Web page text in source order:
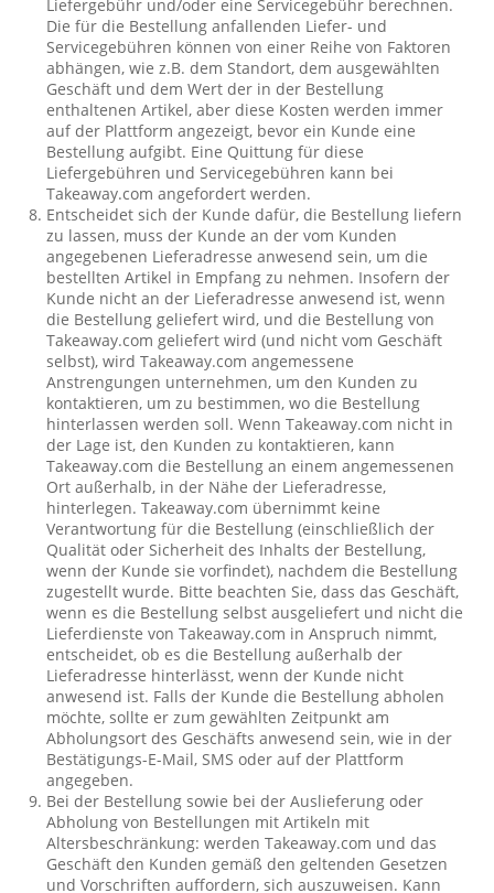
Liefergebühr und/oder eine Servicegebühr berechnen.
Die für die Bestellung anfallenden Liefer- und
Servicegebühren können von einer Reihe von Faktoren
abhängen, wie z.B. dem Standort, dem ausgewählten
Geschäft und dem Wert der in der Bestellung
enthaltenen Artikel, aber diese Kosten werden immer
auf der Plattform angezeigt, bevor ein Kunde eine
Bestellung aufgibt. Eine Quittung für diese
Liefergebühren und Servicegebühren kann bei
Takeaway.com angefordert werden.
Entscheidet sich der Kunde dafür, die Bestellung liefern
zu lassen, muss der Kunde an der vom Kunden
angegebenen Lieferadresse anwesend sein, um die
bestellten Artikel in Empfang zu nehmen. Insofern der
Kunde nicht an der Lieferadresse anwesend ist, wenn
die Bestellung geliefert wird, und die Bestellung von
Takeaway.com geliefert wird (und nicht vom Geschäft
selbst), wird Takeaway.com angemessene
Anstrengungen unternehmen, um den Kunden zu
kontaktieren, um zu bestimmen, wo die Bestellung
hinterlassen werden soll. Wenn Takeaway.com nicht in
der Lage ist, den Kunden zu kontaktieren, kann
Takeaway.com die Bestellung an einem angemessenen
Ort außerhalb, in der Nähe der Lieferadresse,
hinterlegen. Takeaway.com übernimmt keine
Verantwortung für die Bestellung (einschließlich der
Qualität oder Sicherheit des Inhalts der Bestellung,
wenn der Kunde sie vorfindet), nachdem die Bestellung
zugestellt wurde. Bitte beachten Sie, dass das Geschäft,
wenn es die Bestellung selbst ausgeliefert und nicht die
Lieferdienste von Takeaway.com in Anspruch nimmt,
entscheidet, ob es die Bestellung außerhalb der
Lieferadresse hinterlässt, wenn der Kunde nicht
anwesend ist. Falls der Kunde die Bestellung abholen
möchte, sollte er zum gewählten Zeitpunkt am
Abholungsort des Geschäfts anwesend sein, wie in der
Bestätigungs-E-Mail, SMS oder auf der Plattform
angegeben.
Bei der Bestellung sowie bei der Auslieferung oder
Abholung von Bestellungen mit Artikeln mit
Altersbeschränkung: werden Takeaway.com und das
Geschäft den Kunden gemäß den geltenden Gesetzen
und Vorschriften auffordern, sich auszuweisen. Kann